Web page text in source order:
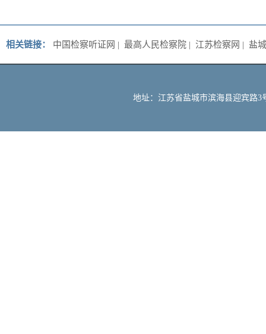
相关链接： 中国检察听证网 | 最高人民检察院 | 江苏检察网 | 盐
地址：江苏省盐城市滨海县迎宾